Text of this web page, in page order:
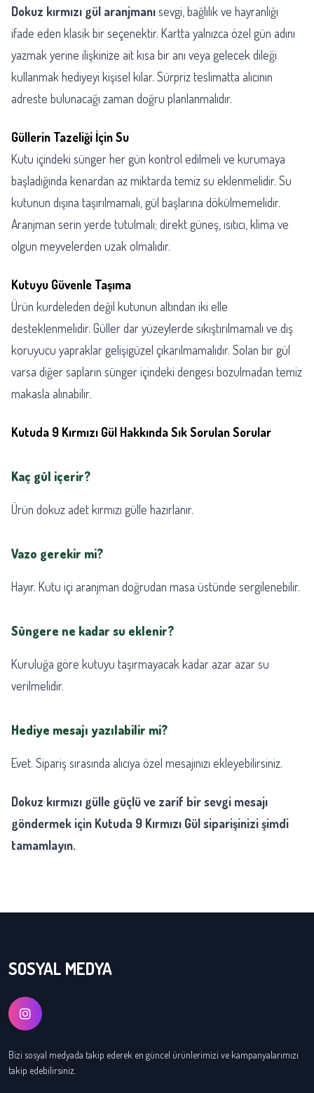
Dokuz kırmızı gül aranjmanısevgi, bağlılık ve hayranlığı
ifade eden klasik bir seçenektir. Kartta yalnızca özel gün adını
yazmak yerine ilişkinize ait kısa bir anı veya gelecek dileği
kullanmak hediyeyi kişisel kılar. Sürpriz teslimatta alıcının
adreste bulunacağı zaman doğru planlanmalıdır.
Güllerin Tazeliği İçin Su
Kutu içindeki sünger her gün kontrol edilmeli ve kurumaya
başladığında kenardan az miktarda temiz su eklenmelidir. Su
kutunun dışına taşırılmamalı, gül başlarına dökülmemelidir.
Aranjman serin yerde tutulmalı; direkt güneş, ısıtıcı, klima ve
olgun meyvelerden uzak olmalıdır.
Kutuyu Güvenle Taşıma
Ürün kurdeleden değil kutunun altından iki elle
desteklenmelidir. Güller dar yüzeylerde sıkıştırılmamalı ve dış
koruyucu yapraklar gelişigüzel çıkarılmamalıdır. Solan bir gül
varsa diğer sapların sünger içindeki dengesi bozulmadan temiz
makasla alınabilir.
Kutuda 9 Kırmızı Gül Hakkında Sık Sorulan Sorular
Kaç gül içerir?
Ürün dokuz adet kırmızı gülle hazırlanır.
Vazo gerekir mi?
Hayır. Kutu içi aranjman doğrudan masa üstünde sergilenebilir.
Süngere ne kadar su eklenir?
Kuruluğa göre kutuyu taşırmayacak kadar azar azar su
verilmelidir.
Hediye mesajı yazılabilir mi?
Evet. Sipariş sırasında alıcıya özel mesajınızı ekleyebilirsiniz.
Dokuz kırmızı gülle güçlü ve zarif bir sevgi mesajı
göndermek için Kutuda 9 Kırmızı Gül siparişinizi şimdi
tamamlayın.
SOSYAL MEDYA
Bizi sosyal medyada takip ederek en güncel ürünlerimizi ve kampanyalarımızı
takip edebilirsiniz.